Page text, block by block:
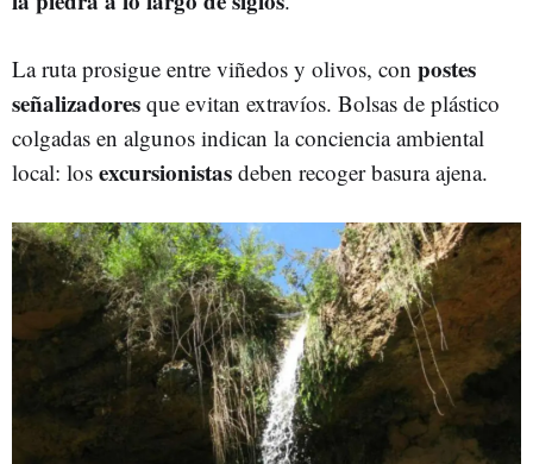
La ruta prosigue entre viñedos y olivos, con postes
señalizadores que evitan extravíos. Bolsas de plástico
colgadas en algunos indican la conciencia ambiental
local: los excursionistas deben recoger basura ajena.